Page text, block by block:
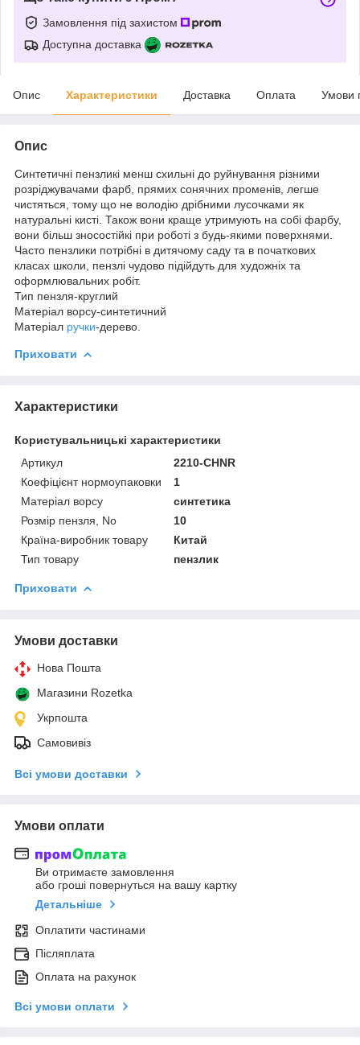
Замовлення під захистом
Доступна доставка
Опис Характеристики Доставка Оплата Умови
Опис
Синтетичні пензликі менш схильні до руйнування різними
розріджувачами фарб, прямих сонячних променів, легше
чистяться, тому що не володію дрібними лусочками як
натуральні кисті. Також вони краще утримують на собі фарбу,
вони більш зносостійкі при роботі з будь-якими поверхнями.
Часто пензлики потрібні в дитячому саду та в початкових
класах школи, пензлі чудово підійдуть для художніх та
оформлювальних робіт.
Тип пензля-круглий
Матеріал ворсу-синтетичний
Матеріал ручки-дерево.
Приховати
Характеристики
Користувальницькі характеристики
Артикул
2210-CHNR
Коефіцієнт нормоупаковки
1
Матеріал ворсу
синтетика
Розмір пензля, No
10
Країна-виробник товару
Китай
Тип товару
пензлик
Приховати
Умови доставки
Нова Пошта
Магазини Rozetka
Укрпошта
Самовивіз
Всі умови доставки
Умови оплати
Ви отримаєте замовлення
або гроші повернуться на вашу картку
Детальніше
Оплатити частинами
Післяплата
Оплата на рахунок
Всі умови оплати